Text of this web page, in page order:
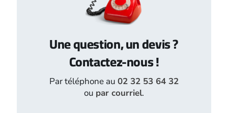
Une question, un devis ?
Contactez-nous !
Par téléphone au 02 32 53 64 32
ou par courriel.